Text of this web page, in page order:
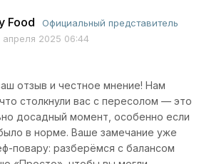
Food
Официальный представитель
апреля 2025 06:44
отзыв и честное мнение! Нам
столкнули вас с пересолом — это
досадный момент, особенно если
в норме. Ваше замечание уже
повару: разберёмся с балансом